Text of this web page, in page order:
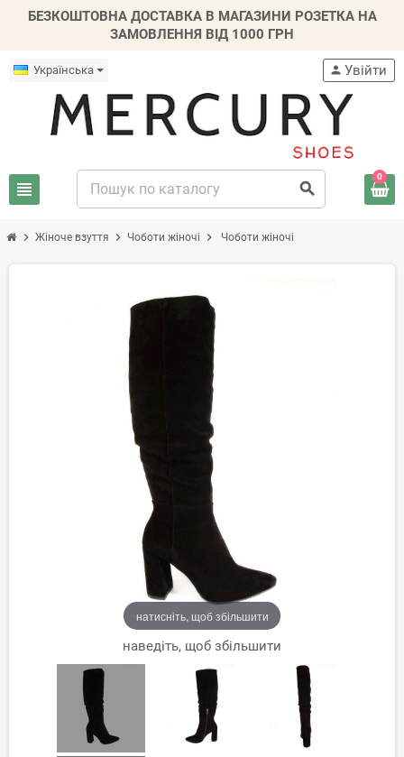
БЕЗКОШТОВНА ДОСТАВКА В МАГАЗИНИ РОЗЕТКА НА
ЗАМОВЛЕННЯ ВІД 1000 ГРН
Українська
view_headline search
person Увійти
0
chevron_right Жіноче взуття chevron_right Чоботи жіночі chevron_right Чоботи жіночі
натисніть, щоб збільшити
наведіть, щоб збільшити